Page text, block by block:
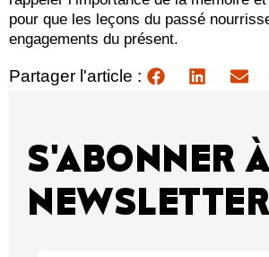
pour que les leçons du passé
engagements du présent.
Partager l'article :
S'ABONNER
NEWSLETTER